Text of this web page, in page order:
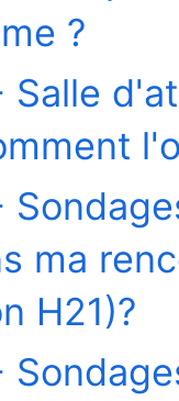
?
Salle
ma
H21)?